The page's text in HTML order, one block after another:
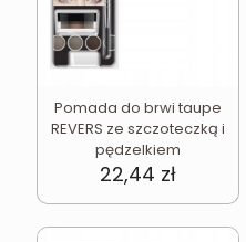
Pomada do brwi taupe
REVERS ze szczoteczką i
pędzelkiem
22,44 zł